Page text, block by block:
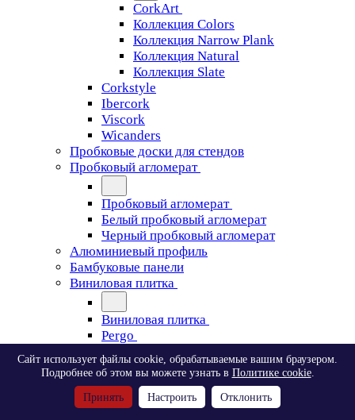
CorkArt
Коллекция Colors
Коллекция Narrow Plank
Коллекция Natural
Коллекция Slate
Corkstyle
Ibercork
Viscork
Wicanders
Пробковые доски для стендов
Пробковый агломерат
Пробковый агломерат
Белый пробковый агломерат
Черный пробковый агломерат
Алюминиевый профиль
Бамбуковые панели
Виниловая плитка
Виниловая плитка
Pergo
Pergo
Classic Plank Optimum Glue
Modern Plank Optimum Glue
Сайт использует файлы cookie, обрабатываемые вашим браузером.
Подробнее об этом вы можете узнать в Политике cookie.
Принять Настроить Отклонить